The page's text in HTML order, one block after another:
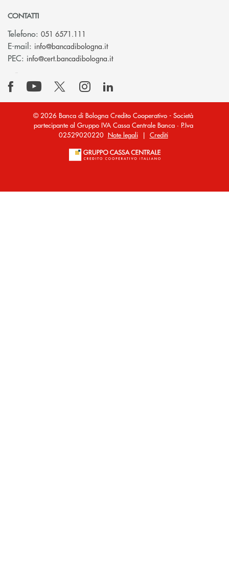
CONTATTI
Telefono: 051 6571.111
E-mail: info@bancadibologna.it(si apre l’app di posta elettronica)
PEC: info@cert.bancadibologna.it(si apre l’app di posta
© 2026 Banca di Bologna Credito Cooperativo - Società
partecipante al Gruppo IVA Cassa Centrale Banca · P.Iva
02529020220 Note legali| Crediti